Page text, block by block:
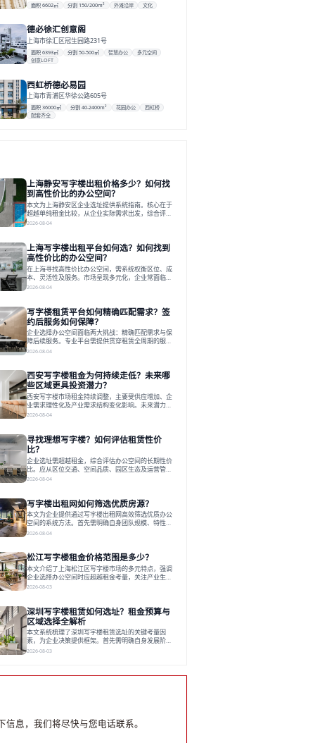
面积 6602㎡ 分割 150/200m² 外滩沿岸 文化
德必徐汇创意阁
上海市徐汇区冠生园路231号
面积 6393㎡ 分割 50-500㎡ 智慧办公
多元空间
创意LOFT
西虹桥德必易园
上海市青浦区华徐公路605号
面积 36000㎡ 分割 40-2400m² 花园办公
西虹桥
配套齐全
上海静安写字楼出租价格多少？如何找
到高性价比的办公空间？
本文为上海静安区企业选址提供系统指南。核心在于
超越单纯租金比较，从企业实际需求出发，综合评估
交通、硬件、空间弹性、配套服务及产业生态等多维
升性价比，并通过不同规模企业的实际案例加以说
明。之后指出，专业运营服务商提供的稳定环境、社
群活动与产业集聚等增值服务，是很大化空间价值、
助力企业成长的关键。对于许多在
2026-08-04
上海写字楼出租平台如何选？如何找到
高性价比的办公空间？
在上海寻找高性价比办公空间，需系统权衡区位、成
本、灵活性及服务。市场呈现多元化，企业常面临租
赁流程复杂、隐性成本高等挑战。选择平台时，应评
区、灵活产品和丰富配套，满足不同企业需求。企业
应明确自身需求，实地考察，选择能支持长期发展、
提升竞争力的办公空间。在上海寻找合适的办公空
间，对于企业行政负责人、中小企业主
2026-08-04
写字楼租赁平台如何精确匹配需求？签
约后服务如何保障？
企业选择办公空间面临两大挑战：精确匹配需求与保
障后续服务。专业平台需提供贯穿租赁全周期的服
务，将企业从非核心事务中解放。精确匹配需结合企
的全周期保障体系。德必集团通过标准化服务与个性
化运营结合，以全国布局和产业生态圈为企业提供稳
定支持，体现了从信息撮合到深度服务的能力转变。
在为企业寻找办公空间的过程中，
2026-08-04
西安写字楼租金为何持续走低？未来哪
些区域更具投资潜力？
西安写字楼市场租金持续调整，主要受供应增加、企
业需求理性化及产业需求结构变化影响。未来潜力区
域集中在产业集聚、交利及城市更新地带，如高新区
运营方通过空间优化与社群服务，助力企业成长，推
动市场向多元化、高性价比方向发展。近年来，西安
写字楼市场呈现出租金持续调整的态势，这一现象引
发了的广泛关注。作为西部重要
2026-08-04
寻找理想写字楼？如何评估租赁性价
比？
企业选址需超越租金，综合评估办公空间的长期性价
比。应从区位交通、空间品质、园区生态及运营管理
四个核心维度权衡财务支出与长期价值回报。理想的
衡。对于许多正在成长或寻求稳定发展的企业而言，
寻找一处合适的办公空间是一项至关重要的决策。这
不仅关系到团队的日常工作效率与协作氛围，更直接
影响着企业的品牌形象、运营成本
2026-08-04
写字楼出租网如何筛选优质房源？
本文为企业提供通过写字楼出租网高效筛选优质办公
空间的系统方法。首先需明确自身团队规模、特性、
预算等核心需求。线上筛选时，应深入解读房源参
背景与持续服务能力。完成线上初选后，必须进行线
下实地验证，核对空间实景、测试设施、感受园区氛
围并确认合同条款，从而做出精确决策。在数字化时
代，写字楼出租网已成为企业寻找
2026-08-04
松江写字楼租金价格范围是多少？
本文介绍了上海松江区写字楼市场的多元特点，强调
企业选择办公空间时应超越租金考量，关注产业生态
与综合服务。文章分析了市场概况、影响空间价值的
建服务生态助力企业成长，建议企业系统评估需求与
长期价值，选择匹配的发展载体。对于许多寻求在上
海松江区设立或扩展办公空间的企业而言，了解该区
域的写字楼市场概况是决策的首先
2026-08-03
深圳写字楼租赁如何选址？租金预算与
区域选择全解析
本文系统梳理了深圳写字楼租赁选址的关键考量因
素，为企业决策提供框架。首先需明确自身发展阶
段、团队规模和文化特质等核心需求。深圳多中心商
业园注重生态与社群，适合文创、科技类企业。评估
2026-08-03
信息，我们将尽快与您电话联系。